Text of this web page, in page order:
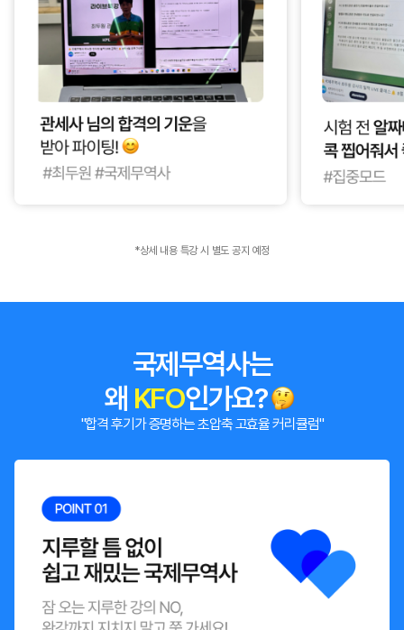
*상세 내용 특강 시 별도 공지 예정
국제무역사는
왜 KFO인가요?
"합격 후기가 증명하는 초압축 고효율 커리큘럼"